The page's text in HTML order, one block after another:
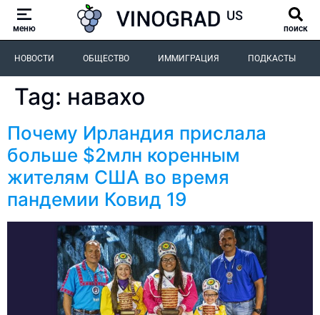
меню поиск
НОВОСТИ ОБЩЕСТВО ИММИГРАЦИЯ ПОДКАСТЫ
Tag: навахо
Почему Ирландия прислала
больше $2млн коренным
жителям США во время
пандемии Ковид 19